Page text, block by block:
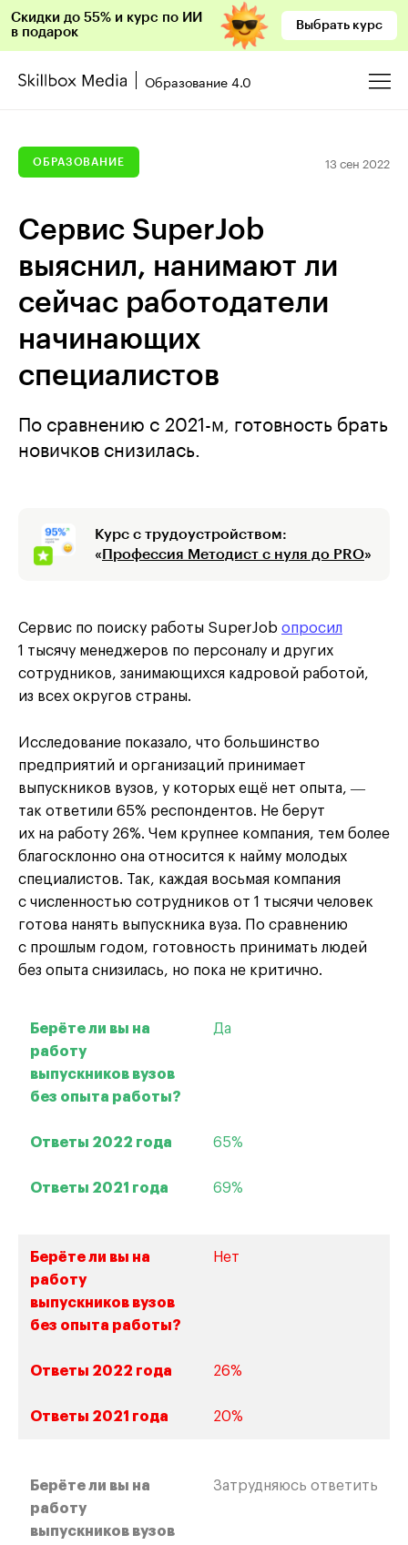
Скидки до 55% и курс по ИИ
в подарок
Выбрать курс
Образование 4.0
ОБРАЗОВАНИЕ 13 сен 2022
Сервис SuperJob
выяснил, нанимают ли
сейчас работодатели
начинающих
специалистов
По сравнению с 2021-м, готовность брать
новичков снизилась.
Курс с трудоустройством:
« Профессия Методист с нуля до PRO»
Сервис по поиску работы SuperJob опросил
1 тысячу менеджеров по персоналу и других
сотрудников, занимающихся кадровой работой,
из всех округов страны.
Исследование показало, что большинство
предприятий и организаций принимает
выпускников вузов, у которых ещё нет опыта, ―
так ответили 65% респондентов. Не берут
их на работу 26%. Чем крупнее компания, тем более
благосклонно она относится к найму молодых
специалистов. Так, каждая восьмая компания
с численностью сотрудников от 1 тысячи человек
готова нанять выпускника вуза. По сравнению
с прошлым годом, готовность принимать людей
без опыта снизилась, но пока не критично.
Да
65%
69%
Нет
26%
20%
Затрудняюсь ответить